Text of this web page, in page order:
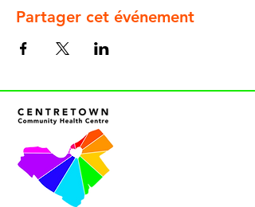
Partager cet événement